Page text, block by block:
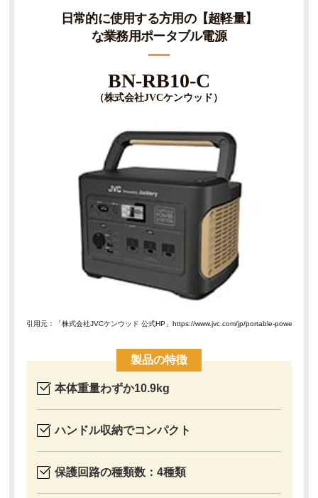
日常的に使用する方用の【超軽量】
な業務用ポータブル電源
BN-RB10-C
（株式会社JVCケンウッド）
引用元：「株式会社JVCケンウッド 公式HP」 https://www.jvc.com/jp/portable-power-
製品の特徴
本体重量わずか10.9kg
ハンドル収納でコンパクト
保護回路の種類数：4種類